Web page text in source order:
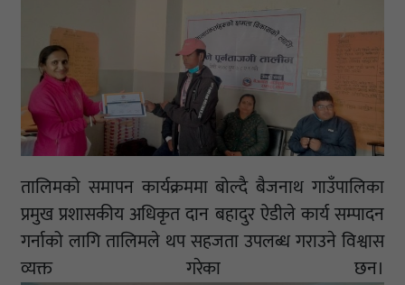
तालिमको समापन कार्यक्रममा बोल्दै बैजनाथ गाउँपालिका
प्रमुख प्रशासकीय अधिकृत दान बहादुर ऐडीले कार्य सम्पादन
गर्नाको लागि तालिमले थप सहजता उपलब्ध गराउने विश्वास
व्यक्त गरेका छन।